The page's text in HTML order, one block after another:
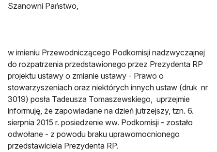
Szanowni Państwo,
w imieniu Przewodniczącego Podkomisji nadzwyczajnej
do rozpatrzenia przedstawionego przez Prezydenta RP
projektu ustawy o zmianie ustawy - Prawo o
stowarzyszeniach oraz niektórych innych ustaw (druk nr
3019) posła Tadeusza Tomaszewskiego, uprzejmie
informuję, że zapowiadane na dzień jutrzejszy, tzn. 6.
sierpnia 2015 r. posiedzenie ww. Podkomisji - zostało
odwołane - z powodu braku uprawomocnionego
przedstawiciela Prezydenta RP.